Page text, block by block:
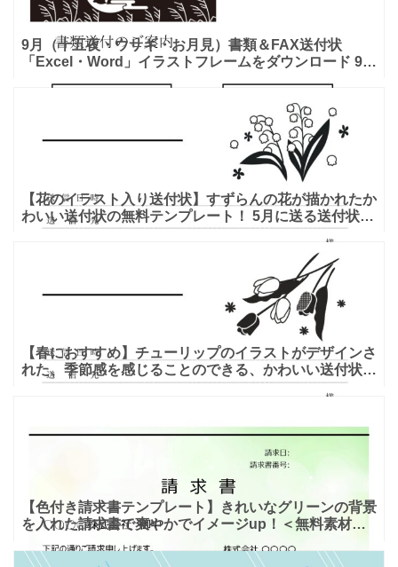
9月（十五夜・ウサギ・お月見）書類＆FAX送付状
「Excel・Word」イラストフレームをダウンロード 9月
【花のイラスト入り送付状】すずらんの花が描かれたか
わいい送付状の無料テンプレート！ 5月に送る送付状に
おすすめ！ 可愛いすずらんのイラストが入ったFAX送
【春におすすめ】チューリップのイラストがデザインさ
れた、季節感を感じることのできる、かわいい送付状テ
ンプレート 春を知らせるチューリップが可愛らしく描
【色付き請求書テンプレート】きれいなグリーンの背景
を入れた請求書で爽やかでイメージup！＜無料素材＞
無料でお使い頂ける請求書のテンプレートです。コーナ
ーにグリ